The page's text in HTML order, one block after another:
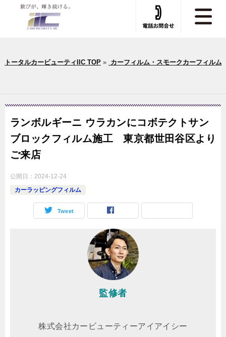
トータルカービューティIIC TOP» カーフィルム・スモークカーフィルム
ランボルギーニ ウラカンにコボテクトサン
ブロックフィルム施工 東京都世田谷区より
ご来店
公開日： 2024-12-24
カーラッピングフィルム
Tweet
監修者
株式会社カービューティーアイアイシー